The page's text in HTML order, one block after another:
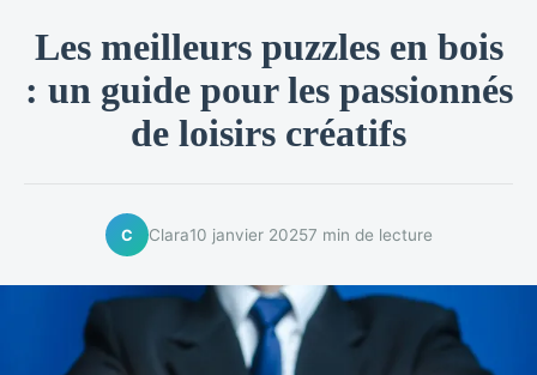
Les meilleurs puzzles en bois
: un guide pour les passionnés
de loisirs créatifs
C Clara10 janvier 20257 min de lecture